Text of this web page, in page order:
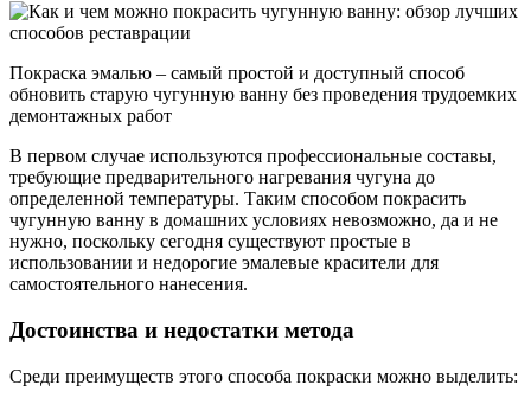
Покраска эмалью – самый простой и доступный способ
обновить старую чугунную ванну без проведения трудоемких
демонтажных работ
В первом случае используются профессиональные составы,
требующие предварительного нагревания чугуна до
определенной температуры. Таким способом покрасить
чугунную ванну в домашних условиях невозможно, да и не
нужно, поскольку сегодня существуют простые в
использовании и недорогие эмалевые красители для
самостоятельного нанесения.
Достоинства и недостатки метода
Среди преимуществ этого способа покраски можно выделить: